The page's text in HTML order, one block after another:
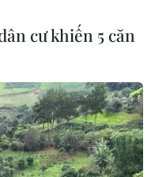
cư khiến 5 căn